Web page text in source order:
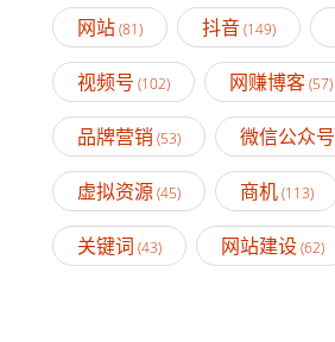
网站(81) 抖音(149)
视频号 (102) 网赚博客(57)
品牌营销 (53) 微信公众号
虚拟资源(45) 商机(113)
关键词 (43) 网站建设(62)